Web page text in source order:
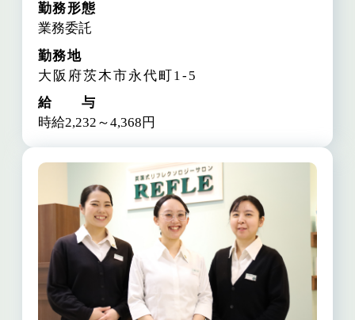
勤務形態
業務委託
勤務地
大阪府茨木市永代町1-5
給 与
時給2,232～4,368円